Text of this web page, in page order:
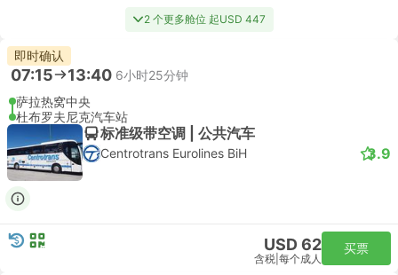
2 个更多舱位 起USD 447
即时确认
07:15 13:40 6小时25分钟
萨拉热窝中央
杜布罗夫尼克汽车站
标准级带空调 | 公共汽车
Centrotrans Eurolines BiH 3.9
USD 62
含税 每个成人
买票